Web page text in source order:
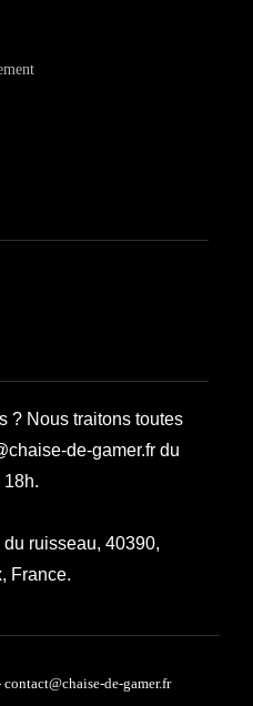
? Nous traitons toutes
de-gamer.fr du
18h.
ruisseau, 40390,
France.
de-gamer.fr